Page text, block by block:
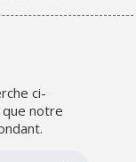
ci-
notre